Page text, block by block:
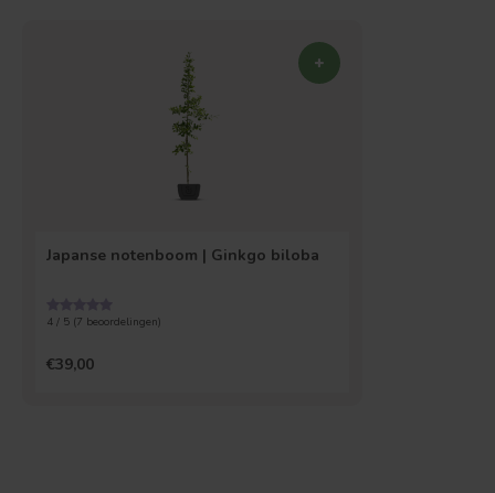
Japanse notenboom | Ginkgo biloba
4 / 5 (7 beoordelingen)
€39,00